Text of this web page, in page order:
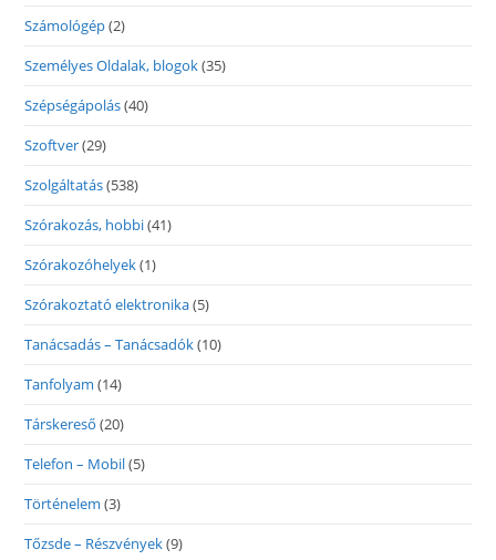
Számológép(2)
Személyes Oldalak, blogok(35)
Szépségápolás(40)
Szoftver(29)
Szolgáltatás(538)
Szórakozás, hobbi(41)
Szórakozóhelyek(1)
Szórakoztató elektronika(5)
Tanácsadás – Tanácsadók(10)
Tanfolyam (14)
Társkereső (20)
Telefon – Mobil(5)
Történelem (3)
Tőzsde – Részvények(9)